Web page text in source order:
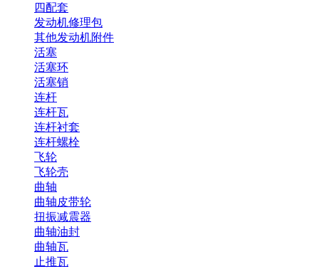
四配套
发动机修理包
其他发动机附件
活塞
活塞环
活塞销
连杆
连杆瓦
连杆衬套
连杆螺栓
飞轮
飞轮壳
曲轴
曲轴皮带轮
扭振减震器
曲轴油封
曲轴瓦
止推瓦